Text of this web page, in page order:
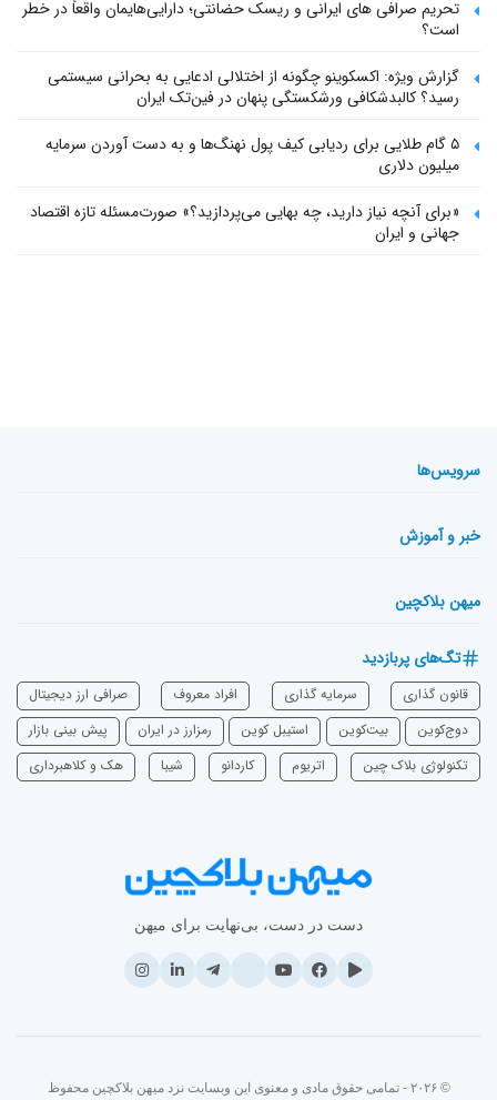
تحریم صرافی های ایرانی و ریسک حضانتی؛ دارایی‌هایمان واقعاً در خطر
است؟
گزارش ویژه: اکسکوینو چگونه از اختلالی ادعایی به بحرانی سیستمی
رسید؟ کالبدشکافی ورشکستگی پنهان در فین‌تک ایران
۵ گام طلایی برای ردیابی کیف پول‌ نهنگ‌ها و به دست آوردن سرمایه
میلیون دلاری
«برای آنچه نیاز دارید، چه بهایی می‌پردازید؟» صورت‌مسئله تازه اقتصاد
جهانی و ایران
سرویس‌ها
خبر و آموزش
میهن بلاکچین
تگ‌های پربازدید
قانون گذاری سرمایه‌ گذاری افراد معروف
صرافی ارز دیجیتال
دوج‌کوین
بیت‌کوین استیبل کوین رمزارز در ایران
پیش بینی بازار
تکنولوژی بلاک چین
اتریوم ‌کاردانو شیبا هک و کلاهبرداری
دست در دست، بی‌نهایت برای میهن
© ۲۰۲۶ - تمامی حقوق مادی و معنوی این وبسایت نزد میهن بلاکچین محفوظ